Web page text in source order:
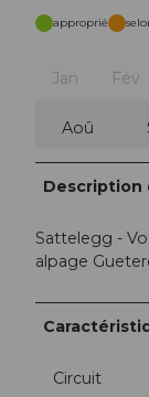
approprié
Jan Fév
Aoû
Description
Sattelegg -
alpage
Circuit